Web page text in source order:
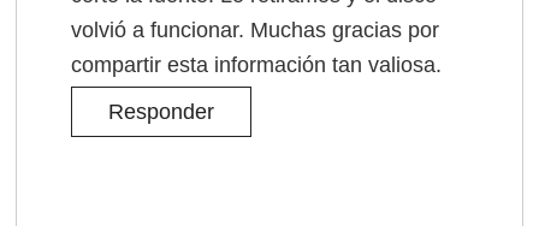
volvió a funcionar. Muchas gracias por
compartir esta información tan valiosa.
Responder